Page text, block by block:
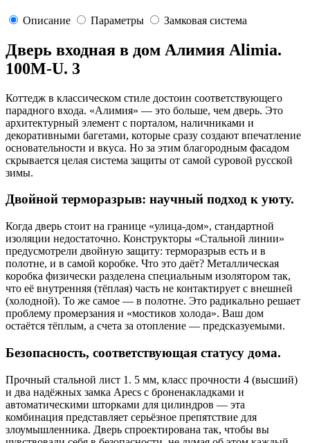
Описание Параметры Замковая система
Дверь входная в дом Алимия Alimia.
100M-U. 3
Коттедж в классическом стиле достоин соответствующего
парадного входа. «Алимия» — это больше, чем дверь. Это
архитектурный элемент с порталом, наличниками и
декоративными багетами, которые сразу создают впечатление
основательности и вкуса. Но за этим благородным фасадом
скрывается целая система защиты от самой суровой русской
зимы.
Двойной терморазрыв: научный подход к уюту.
Когда дверь стоит на границе «улица-дом», стандартной
изоляции недостаточно. Конструкторы «Стальной линии»
предусмотрели двойную защиту: терморазрыв есть и в
полотне, и в самой коробке. Что это даёт? Металлическая
коробка физически разделена специальным изолятором так,
что её внутренняя (тёплая) часть не контактирует с внешней
(холодной). То же самое — в полотне. Это радикально решает
проблему промерзания и «мостиков холода». Ваш дом
остаётся тёплым, а счета за отопление — предсказуемыми.
Безопасность, соответствующая статусу дома.
Прочный стальной лист 1. 5 мм, класс прочности 4 (высший)
и два надёжных замка Apecs с броненакладками и
автоматическими шторками для цилиндров — эта
комбинация представляет серьёзное препятствие для
злоумышленника. Дверь спроектирована так, чтобы вы